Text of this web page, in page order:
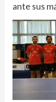
ante sus